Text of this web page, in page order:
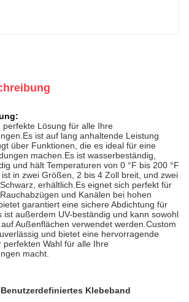
perfekte Lösung für alle Ihre
ist auf lang anhaltende Leistung
über Funktionen, die es ideal für eine
machen.Es ist wasserbeständig,
und hält Temperaturen von 0 °F bis 200 °F
in zwei Größen, 2 bis 4 Zoll breit, und zwei
erhältlich.Es eignet sich perfekt für
und Kanälen bei hohen
garantiert eine sichere Abdichtung für
ist außerdem UV-beständig und kann sowohl
Außenflächen verwendet werden.Custom
und bietet eine hervorragende
perfekten Wahl für alle Ihre
macht.
Benutzerdefiniertes Klebeband